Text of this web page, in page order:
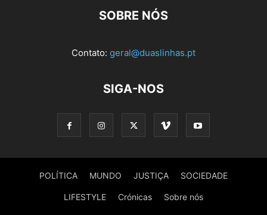
SOBRE NÓS
Contato: geral@duaslinhas.pt
SIGA-NOS
POLÍTICA MUNDO JUSTIÇA SOCIEDADE
LIFESTYLE Crónicas Sobre nós